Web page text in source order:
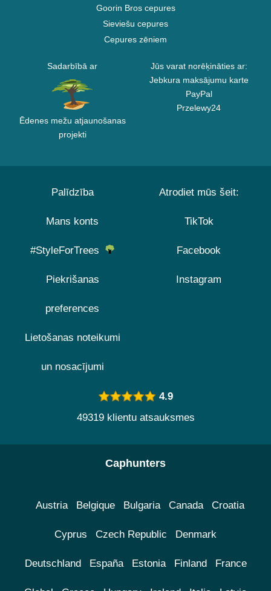
Goorin Bros cepures
Sieviešu cepures
Cepures zēniem
Sadarbībā ar
Ēdenes mežu atjaunošanas
projekti
Jūs varat norēķināties ar:
Jebkura maksājumu karte
PayPal
Przelewy24
Palīdzība
Mans konts
#StyleForTrees
Piekrišanas
preferences
Lietošanas noteikumi
un nosacījumi
Atrodiet mūs šeit:
TikTok
Facebook
Instagram
4.9
49319 klientu atsauksmes
Caphunters
Austria Belgique Bulgaria Canada Croatia
Cyprus Czech Republic Denmark
Deutschland España Estonia Finland France